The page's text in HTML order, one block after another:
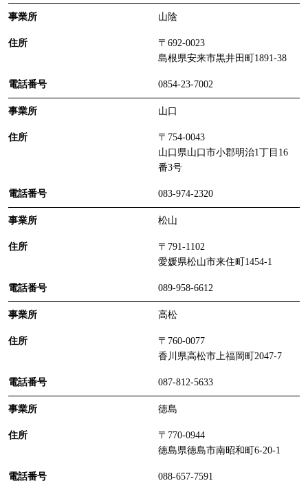
山陰
〒692-0023
島根県安来市黒井田町1891-38
0854-23-7002
山口
〒754-0043
山口県山口市小郡明治1丁目16
番3号
083-974-2320
松山
〒791-1102
愛媛県松山市来住町1454-1
089-958-6612
高松
〒760-0077
香川県高松市上福岡町2047-7
087-812-5633
徳島
〒770-0944
徳島県徳島市南昭和町6-20-1
088-657-7591